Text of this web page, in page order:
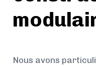
Nous avons